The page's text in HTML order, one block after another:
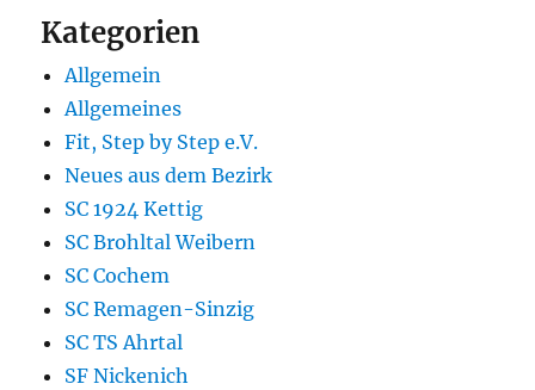
Kategorien
Allgemein
Allgemeines
Fit, Step by Step e.V.
Neues aus dem Bezirk
SC 1924 Kettig
SC Brohltal Weibern
SC Cochem
SC Remagen-Sinzig
SC TS Ahrtal
SF Nickenich